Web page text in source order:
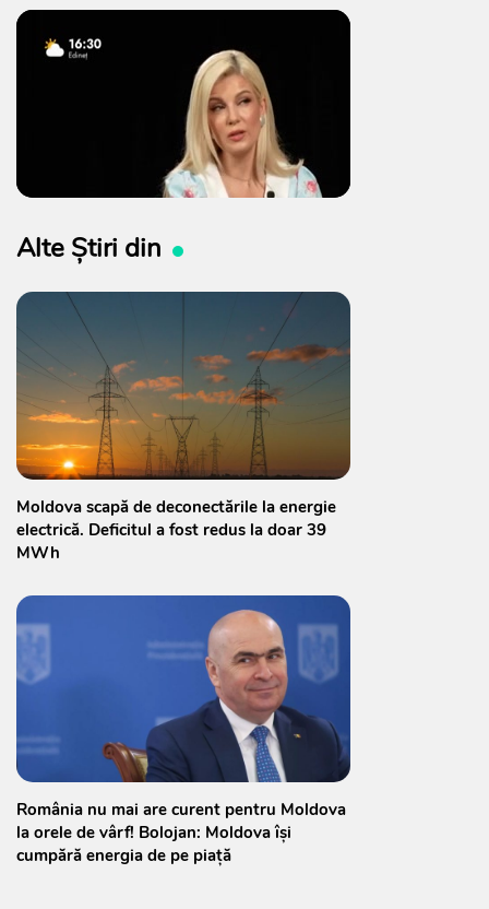
Alte Știri din
Moldova scapă de deconectările la energie
electrică. Deficitul a fost redus la doar 39
MWh
România nu mai are curent pentru Moldova
la orele de vârf! Bolojan: Moldova își
cumpără energia de pe piață